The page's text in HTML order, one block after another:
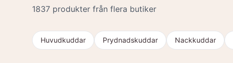
1837 produkter från flera butiker
Huvudkuddar Prydnadskuddar Nackkuddar